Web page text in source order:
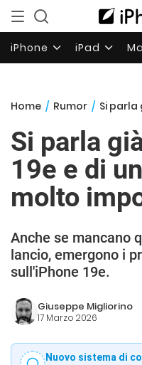
iPhone iPad
Home / Rumor / Si parla già
Si parla
19e e di
molto
Anche se mancano
lancio, emergono i
sull'iPhone 19e.
Giuseppe Migliorino
17 Marzo 2026
Nuovo sistema di